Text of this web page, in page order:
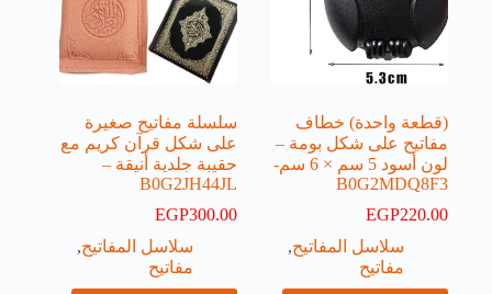
(قطعة واحدة) خطاف
مفاتيح على شكل بومة –
لون أسود 5 سم × 6 سم-
B0G2MDQ8F3
EGP220.00
سلاسل المفاتيح,
مفاتيح
سلسلة مفاتيح صغيرة
على شكل قرآن كريم مع
حقيبة جلدية أنيقة –
B0G2JH44JL
EGP300.00
سلاسل المفاتيح,
مفاتيح